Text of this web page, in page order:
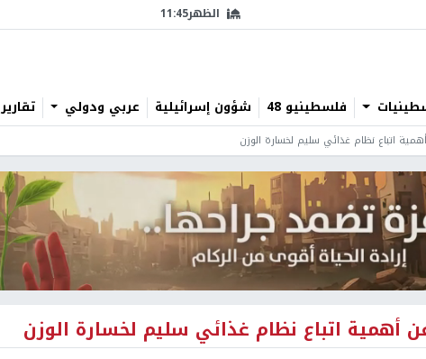
الظهر11:45
فلسطينيو 48 شؤون إسرائيلية عربي ودولي تقارير
اتباع نظام غذائي سليم لخسارة الوزن
أهمية اتباع نظام غذائي سليم لخسارة الوزن